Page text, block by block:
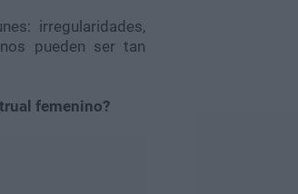
irregularidades,
pueden ser tan
femenino?